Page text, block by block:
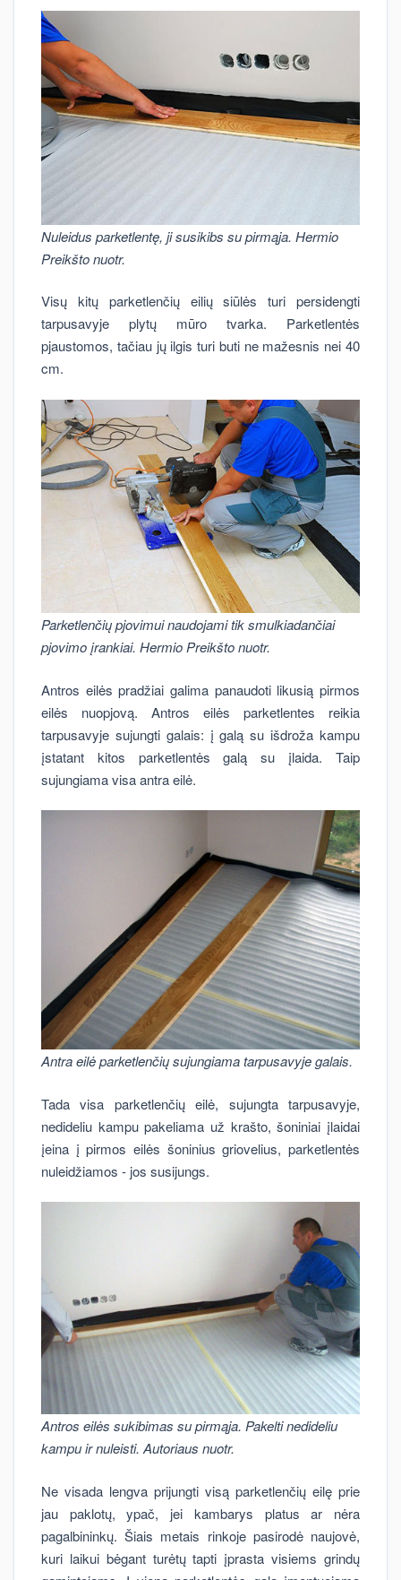
Nuleidus parketlentę, ji susikibs su pirmąja. Hermio
Preikšto nuotr.
Visų kitų parketlenčių eilių siūlės turi persidengti
tarpusavyje plytų mūro tvarka. Parketlentės
pjaustomos, tačiau jų ilgis turi buti ne mažesnis nei 40
cm.
Parketlenčių pjovimui naudojami tik smulkiadančiai
pjovimo įrankiai. Hermio Preikšto nuotr.
Antros eilės pradžiai galima panaudoti likusią pirmos
eilės nuopjovą. Antros eilės parketlentes reikia
tarpusavyje sujungti galais: į galą su išdroža kampu
įstatant kitos parketlentės galą su įlaida. Taip
sujungiama visa antra eilė.
Antra eilė parketlenčių sujungiama tarpusavyje galais.
Tada visa parketlenčių eilė, sujungta tarpusavyje,
nedideliu kampu pakeliama už krašto, šoniniai įlaidai
įeina į pirmos eilės šoninius griovelius, parketlentės
nuleidžiamos - jos susijungs.
Antros eilės sukibimas su pirmąja. Pakelti nedideliu
kampu ir nuleisti. Autoriaus nuotr.
Ne visada lengva prijungti visą parketlenčių eilę prie
jau paklotų, ypač, jei kambarys platus ar nėra
pagalbininkų. Šiais metais rinkoje pasirodė naujovė,
kuri laikui bėgant turėtų tapti įprasta visiems grindų